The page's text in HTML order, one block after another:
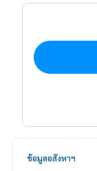
ข้อมูลอสังหาฯ